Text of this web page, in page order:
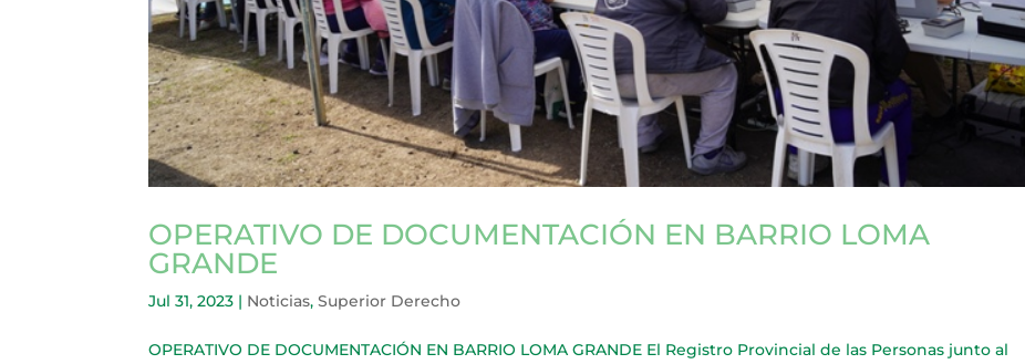
OPERATIVO DE DOCUMENTACIÓN EN BARRIO LOMA
GRANDE
Jul 31, 2023 | Noticias,Superior Derecho
OPERATIVO DE DOCUMENTACIÓN EN BARRIO LOMA GRANDE El Registro Provincial de las Personas junto al